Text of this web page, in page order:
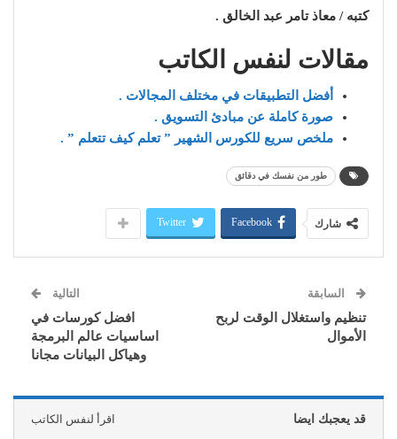
كتبه / معاذ تامر عبد الخالق .
مقالات لنفس الكاتب
أفضل التطبيقات في مختلف المجالات .
صورة كاملة عن مبادئ التسويق .
ملخص سريع للكورس الشهير ” تعلم كيف تتعلم ” .
طور من نفسك في دقائق
شارك Facebook
Twitter
السابقة
تنظيم واستغلال الوقت لربح
الأموال
التالية
افضل كورسات في
اساسيات عالم البرمجة
وهياكل البيانات مجانا
قد يعجبك ايضا اقرأ لنفس الكاتب